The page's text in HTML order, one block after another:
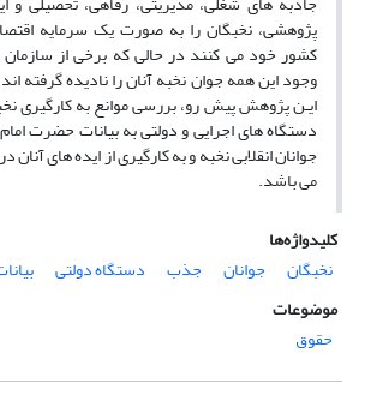
پژوهشی، نخبگان را به صورت یک سرمایه
کشور خود می کنند در حالی که برخی از سازمان
وجود این همه جوان نخبه آنان را نادیده گرفته
ایـن پژوهش پیش رو، بررسی موانع به کارگیری
دستگاه های اجرایی و دولتی به بیانات حضرت
جوانان انقلابی نخبه و به کارگیری از ایده های
می باشد.
کلیدواژه‌ها
نخبگان
جوانان جذب دستگاه دولتی
موضوعات
حقوق